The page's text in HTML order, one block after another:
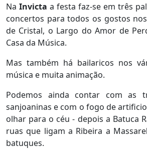
Na Invicta a festa faz-se em três
concertos para todos os gostos
de Cristal, o Largo do Amor de
Casa da Música.
Mas também há bailaricos nos
música e muita animação.
Podemos ainda contar com as
sanjoaninas e com o fogo de
olhar para o céu - depois a Batuca
ruas que ligam a Ribeira a
batuques.